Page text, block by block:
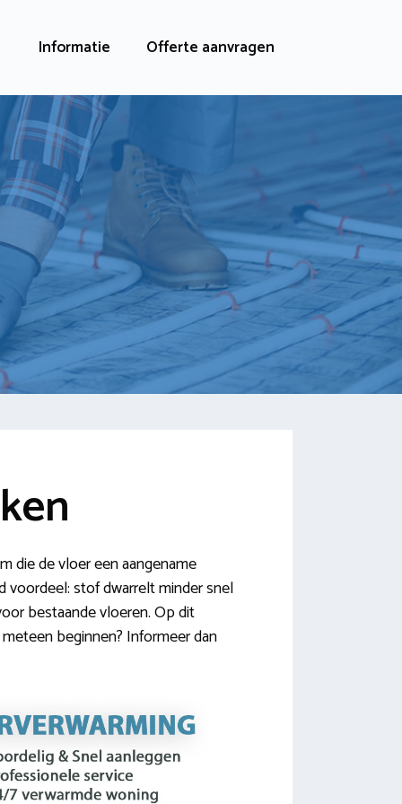
Informatie Offerte aanvragen
die de vloer een aangename
voordeel: stof dwarrelt minder snel
bestaande vloeren. Op dit
beginnen? Informeer dan